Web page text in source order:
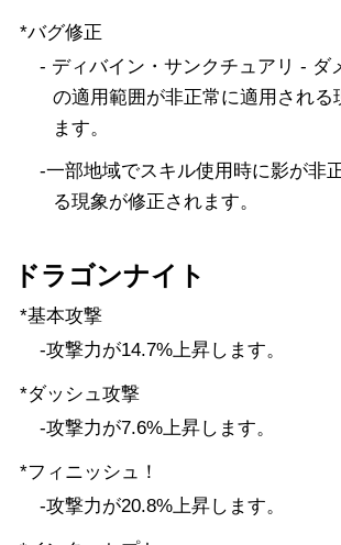
*バグ修正
- ディバイン・サンクチュアリ - ダ
の適用範囲が非正常に適用される
ます。
-一部地域でスキル使用時に影が非
る現象が修正されます。
ドラゴンナイト
*基本攻撃
-攻撃力が14.7%上昇します。
*ダッシュ攻撃
-攻撃力が7.6%上昇します。
*フィニッシュ！
-攻撃力が20.8%上昇します。